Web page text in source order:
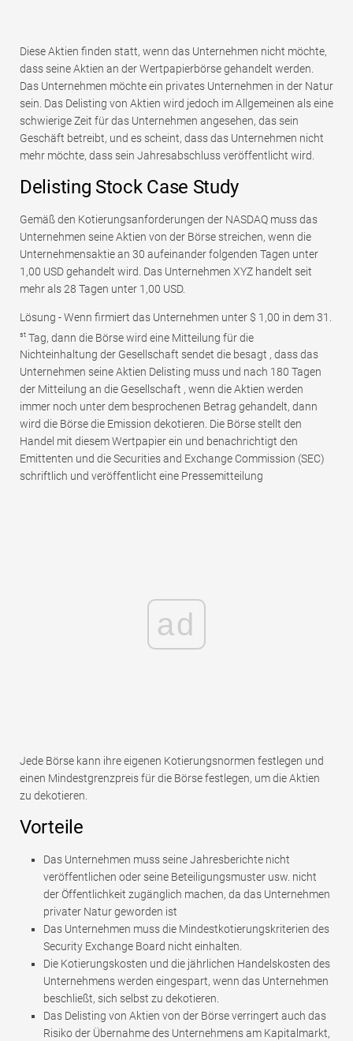
Diese Aktien finden statt, wenn das Unternehmen nicht möchte,
dass seine Aktien an der Wertpapierbörse gehandelt werden.
Das Unternehmen möchte ein privates Unternehmen in der Natur
sein. Das Delisting von Aktien wird jedoch im Allgemeinen als eine
schwierige Zeit für das Unternehmen angesehen, das sein
Geschäft betreibt, und es scheint, dass das Unternehmen nicht
mehr möchte, dass sein Jahresabschluss veröffentlicht wird.
Delisting Stock Case Study
Gemäß den Kotierungsanforderungen der NASDAQ muss das
Unternehmen seine Aktien von der Börse streichen, wenn die
Unternehmensaktie an 30 aufeinander folgenden Tagen unter
1,00 USD gehandelt wird. Das Unternehmen XYZ handelt seit
mehr als 28 Tagen unter 1,00 USD.
Lösung - Wenn firmiert das Unternehmen unter $ 1,00 in dem 31.
st Tag, dann die Börse wird eine Mitteilung für die
Nichteinhaltung der Gesellschaft sendet die besagt , dass das
Unternehmen seine Aktien Delisting muss und nach 180 Tagen
der Mitteilung an die Gesellschaft , wenn die Aktien werden
immer noch unter dem besprochenen Betrag gehandelt, dann
wird die Börse die Emission dekotieren. Die Börse stellt den
Handel mit diesem Wertpapier ein und benachrichtigt den
Emittenten und die Securities and Exchange Commission (SEC)
schriftlich und veröffentlicht eine Pressemitteilung
ad
Jede Börse kann ihre eigenen Kotierungsnormen festlegen und
einen Mindestgrenzpreis für die Börse festlegen, um die Aktien
zu dekotieren.
Vorteile
Das Unternehmen muss seine Jahresberichte nicht
veröffentlichen oder seine Beteiligungsmuster usw. nicht
der Öffentlichkeit zugänglich machen, da das Unternehmen
privater Natur geworden ist
Das Unternehmen muss die Mindestkotierungskriterien des
Security Exchange Board nicht einhalten.
Die Kotierungskosten und die jährlichen Handelskosten des
Unternehmens werden eingespart, wenn das Unternehmen
beschließt, sich selbst zu dekotieren.
Das Delisting von Aktien von der Börse verringert auch das
Risiko der Übernahme des Unternehmens am Kapitalmarkt,